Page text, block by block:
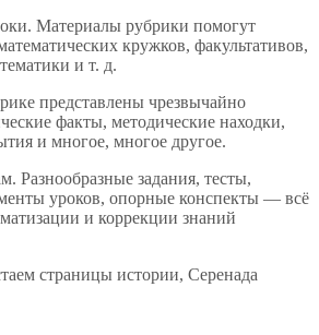
Материалы рубрики помогут
кружков, факультативов,
и т. д.
представлены чрезвычайно
факты, методические находки,
и многое, многое другое.
Разнообразные задания, тесты,
уроков, опорные конспекты — всё
и коррекции знаний
страницы истории, Серенада